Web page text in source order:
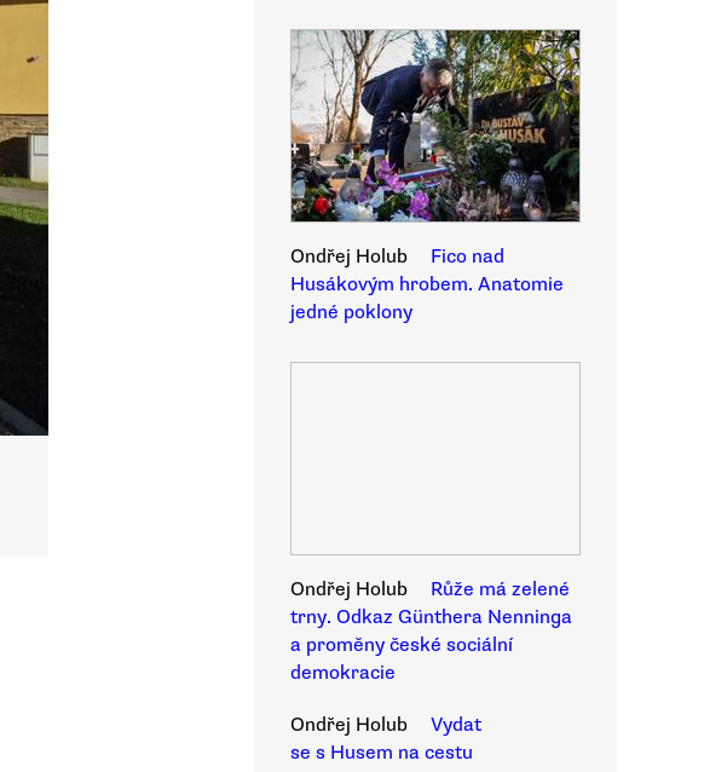
Ondřej Holub
Fico nad
Husákovým hrobem. Anatomie
jedné poklony
Ondřej Holub
Růže má zelené
trny. Odkaz Günthera Nenninga
a proměny české sociální
demokracie
Ondřej Holub
Vydat
se s Husem na cestu